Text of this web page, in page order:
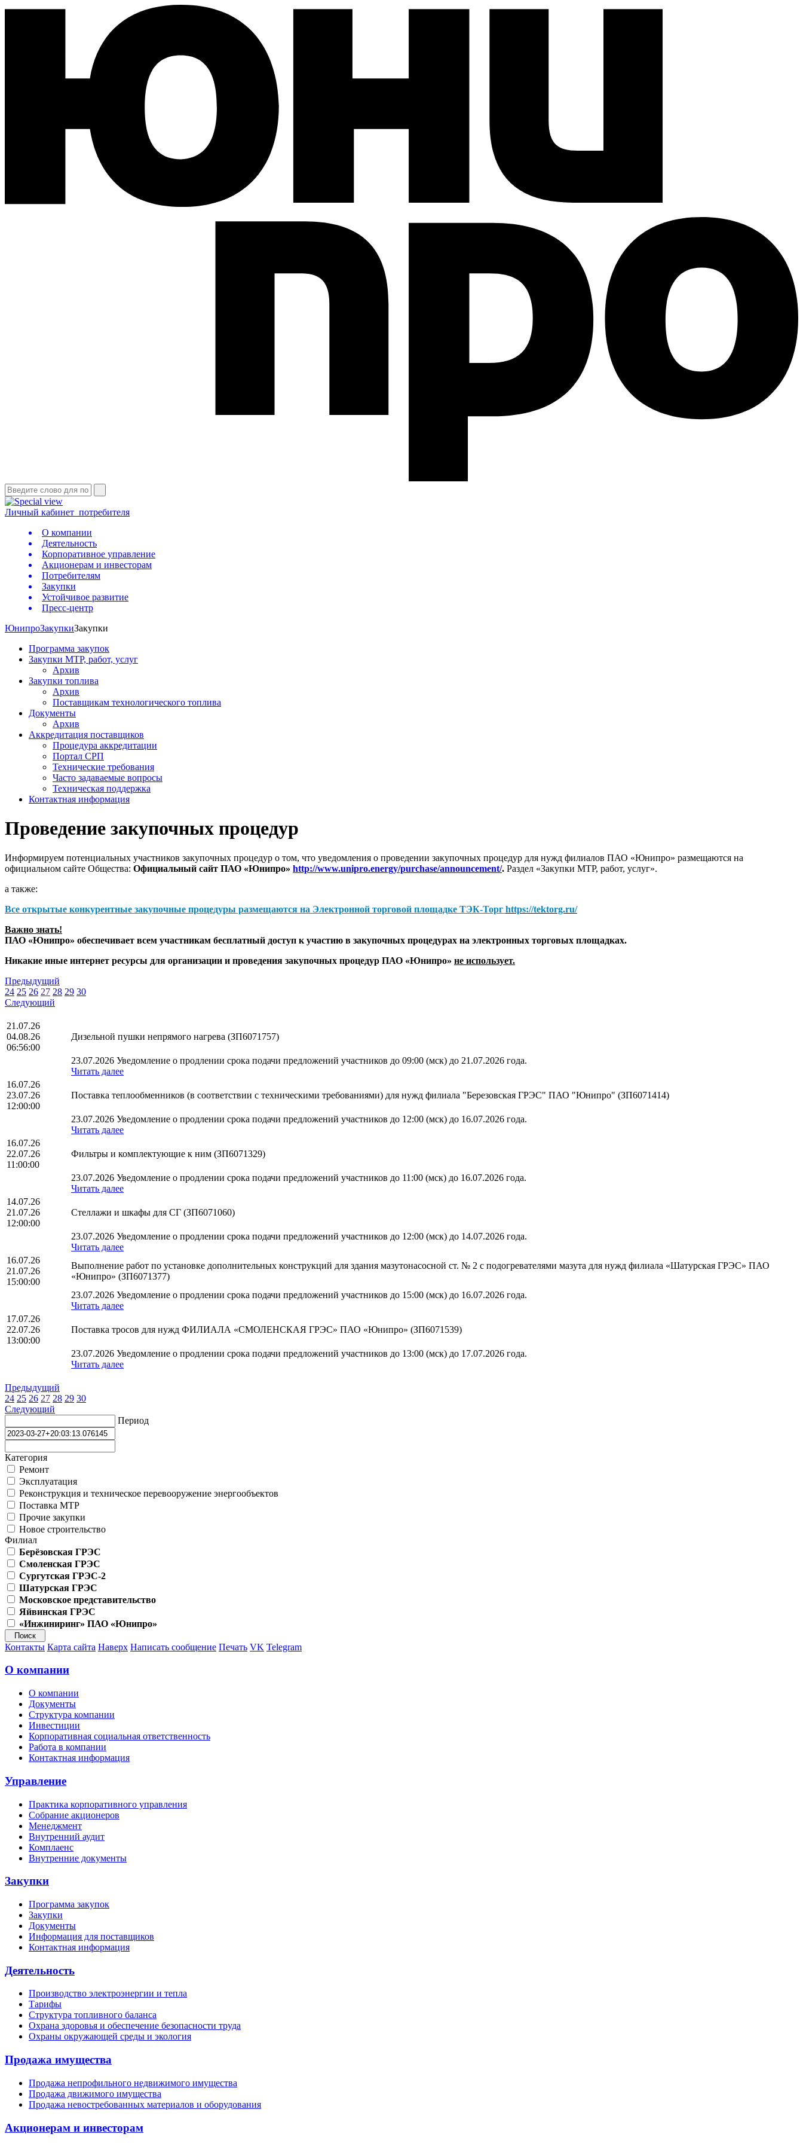
Личный кабинет потребителя
О компании
Деятельность
Корпоративное управление
Акционерам и инвесторам
Потребителям
Закупки
Устойчивое развитие
Пресс-центр
ЮнипроЗакупкиЗакупки
Программа закупок
Закупки МТР, работ, услуг
Архив
Закупки топлива
Архив
Поставщикам технологического топлива
Документы
Архив
Аккредитация поставщиков
Процедура аккредитации
Портал СРП
Технические требования
Часто задаваемые вопросы
Техническая поддержка
Контактная информация
Проведение закупочных процедур
Информируем потенциальных участников закупочных процедур о том, что уведомления о проведении закупочных процедур для нужд филиалов ПАО «Юнипро» размещаются на
официальном сайте Общества: Официальный сайт ПАО «Юнипро» http://www.unipro.energy/purchase/announcement/. Раздел «Закупки МТР, работ, услуг».
а также:
Все открытые конкурентные закупочные процедуры размещаются на Электронной торговой площадке ТЭК-Торг https://tektorg.ru/
Важно знать!
ПАО «Юнипро» обеспечивает всем участникам бесплатный доступ к участию в закупочных процедурах на электронных торговых площадках.
Никакие иные интернет ресурсы для организации и проведения закупочных процедур ПАО «Юнипро» не использует.
Предыдущий
24 25 26 27 28 29 30
Следующий
21.07.26
04.08.26
06:56:00
Дизельной пушки непрямого нагрева (ЗП6071757)
23.07.2026 Уведомление о продлении срока подачи предложений участников до 09:00 (мск) до 21.07.2026 года.
Читать далее
16.07.26
23.07.26
12:00:00
Поставка теплообменников (в соответствии с техническими требованиями) для нужд филиала "Березовская ГРЭС" ПАО "Юнипро" (ЗП6071414)
23.07.2026 Уведомление о продлении срока подачи предложений участников до 12:00 (мск) до 16.07.2026 года.
Читать далее
16.07.26
22.07.26
11:00:00
Фильтры и комплектующие к ним (ЗП6071329)
23.07.2026 Уведомление о продлении срока подачи предложений участников до 11:00 (мск) до 16.07.2026 года.
Читать далее
14.07.26
21.07.26
12:00:00
Стеллажи и шкафы для СГ (ЗП6071060)
23.07.2026 Уведомление о продлении срока подачи предложений участников до 12:00 (мск) до 14.07.2026 года.
Читать далее
16.07.26
21.07.26
15:00:00
Выполнение работ по установке дополнительных конструкций для здания мазутонасосной ст. № 2 с подогревателями мазута для нужд филиала «Шатурская ГРЭС» ПАО
«Юнипро» (ЗП6071377)
23.07.2026 Уведомление о продлении срока подачи предложений участников до 15:00 (мск) до 16.07.2026 года.
Читать далее
17.07.26
22.07.26
13:00:00
Поставка тросов для нужд ФИЛИАЛА «СМОЛЕНСКАЯ ГРЭС» ПАО «Юнипро» (ЗП6071539)
23.07.2026 Уведомление о продлении срока подачи предложений участников до 13:00 (мск) до 17.07.2026 года.
Читать далее
Предыдущий
24 25 26 27 28 29 30
Следующий
Период
Категория
Ремонт
Эксплуатация
Реконструкция и техническое перевооружение энергообъектов
Поставка МТР
Прочие закупки
Новое строительство
Филиал
Берёзовская ГРЭС
Смоленская ГРЭС
Сургутская ГРЭС-2
Шатурская ГРЭС
Московское представительство
Яйвинская ГРЭС
«Инжиниринг» ПАО «Юнипро»
Контакты Карта сайта Наверх Написать сообщение Печать VK Telegram
О компании
О компании
Документы
Структура компании
Инвестиции
Корпоративная социальная ответственность
Работа в компании
Контактная информация
Управление
Практика корпоративного управления
Собрание акционеров
Менеджмент
Внутренний аудит
Комплаенс
Внутренние документы
Закупки
Программа закупок
Закупки
Документы
Информация для поставщиков
Контактная информация
Деятельность
Производство электроэнергии и тепла
Тарифы
Структура топливного баланса
Охрана здоровья и обеспечение безопасности труда
Охраны окружающей среды и экология
Продажа имущества
Продажа непрофильного недвижимого имущества
Продажа движимого имущества
Продажа невостребованных материалов и оборудования
Акционерам и инвесторам